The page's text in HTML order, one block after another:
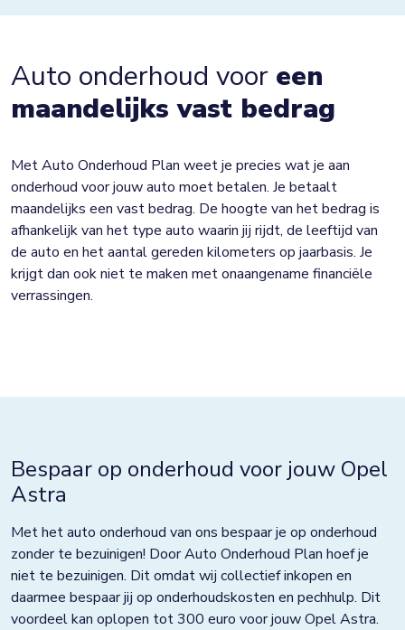
Auto onderhoud voor een
maandelijks vast bedrag
Met Auto Onderhoud Plan weet je precies wat je aan
onderhoud voor jouw auto moet betalen. Je betaalt
maandelijks een vast bedrag. De hoogte van het bedrag is
afhankelijk van het type auto waarin jij rijdt, de leeftijd van
de auto en het aantal gereden kilometers op jaarbasis. Je
krijgt dan ook niet te maken met onaangename financiële
verrassingen.
Bespaar op onderhoud voor jouw Opel
Astra
Met het auto onderhoud van ons bespaar je op onderhoud
zonder te bezuinigen! Door Auto Onderhoud Plan hoef je
niet te bezuinigen. Dit omdat wij collectief inkopen en
daarmee bespaar jij op onderhoudskosten en pechhulp. Dit
voordeel kan oplopen tot 300 euro voor jouw Opel Astra.